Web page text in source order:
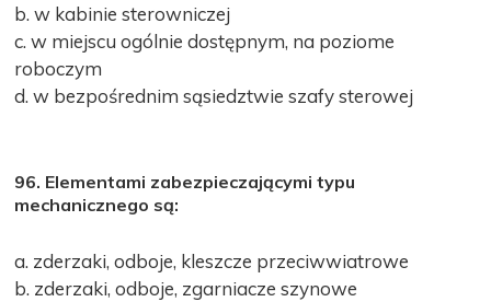
b. w kabinie sterowniczej
c. w miejscu ogólnie dostępnym, na poziome
roboczym
d. w bezpośrednim sąsiedztwie szafy sterowej
96. Elementami zabezpieczającymi typu
mechanicznego są:
a. zderzaki, odboje, kleszcze przeciwwiatrowe
b. zderzaki, odboje, zgarniacze szynowe